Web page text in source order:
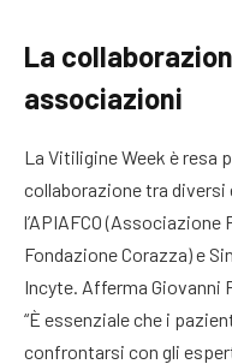
La
associazioni
La Vitiligine Week è resa
collaborazione tra
l’APIAFCO
Fondazione Corazza) e
Incyte. Afferma Giovanni
“È essenziale che i
confrontarsi con gli